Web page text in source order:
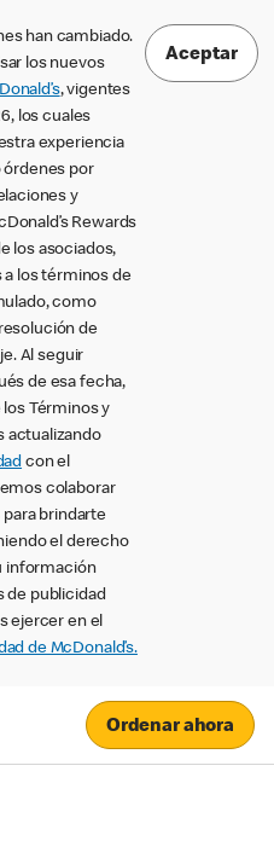
han cambiado.
los nuevos
, vigentes
los cuales
experiencia
órdenes por
y
Rewards
los asociados,
a los términos de
como
de
Al seguir
de esa fecha,
Términos y
actualizando
con el
colaborar
brindarte
el derecho
información
de publicidad
ejercer en el
de McDonald’s.
Aceptar
Ordenar ahora